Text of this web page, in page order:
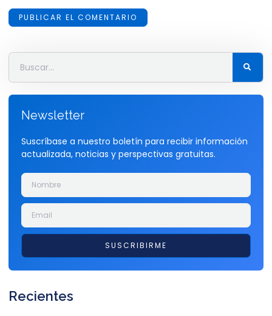
Newsletter
Suscríbase a nuestro boletín para recibir información
actualizada, noticias y perspectivas gratuitas.
SUSCRIBIRME
Recientes